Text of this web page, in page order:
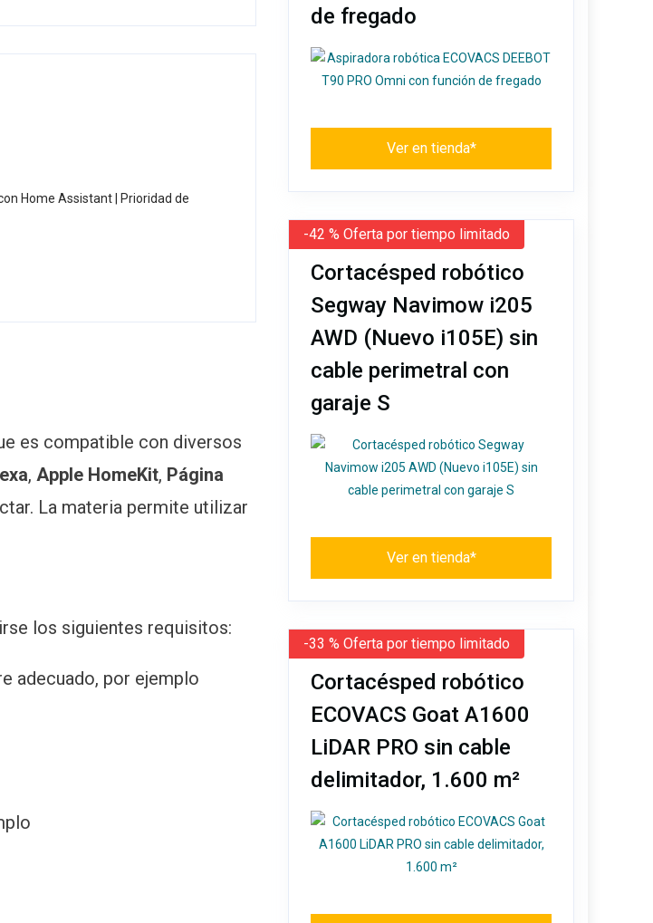
Home Assistant | Prioridad de
es compatible con diversos
, Apple HomeKit, Página
La materia permite utilizar
los siguientes requisitos:
adecuado, por ejemplo
de fregado
Ver en tienda*
-42 % Oferta por tiempo limitado
Cortacésped robótico
Segway Navimow i205
AWD (Nuevo i105E) sin
cable perimetral con
garaje S
Ver en tienda*
-33 % Oferta por tiempo limitado
Cortacésped robótico
ECOVACS Goat A1600
LiDAR PRO sin cable
delimitador, 1.600 m²